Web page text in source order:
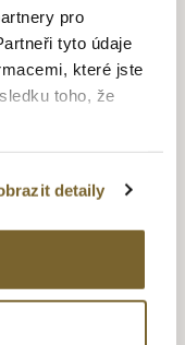
pro
tyto údaje
které jste
toho, že
detaily
DS. Jsou
všechny
se ihned
byla expedice
8 167 metrů
Další byl v roce 1965
Sealab II.
I (pořizování
kterém byla řada
II využil model
témže roce hodinky